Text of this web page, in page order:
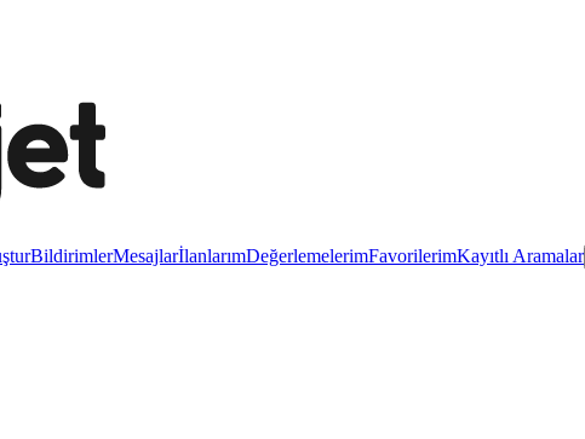
BildirimlerMesajlarİlanlarımDeğerlemelerimFavorilerimKayıtlı Aramalar